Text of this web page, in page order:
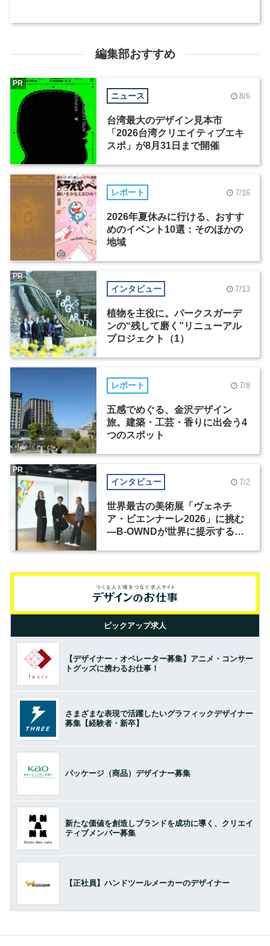
編集部おすすめ
ニュース 8/6
台湾最大のデザイン見本市
「2026台湾クリエイティブエキ
スポ」が8月31日まで開催
PR
レポート 7/16
2026年夏休みに行ける、おすす
めのイベント10選：そのほかの
地域
インタビュー 7/13
植物を主役に。パークスガーデ
ンの“残して磨く”リニューアル
プロジェクト（1）
PR
レポート 7/8
五感でめぐる、金沢デザイン
旅。建築・工芸・香りに出会う4
つのスポット
インタビュー 7/2
世界最古の美術展「ヴェネチ
ア・ビエンナーレ2026」に挑む
―B-OWNDが世界に提示する美
PR
ピックアップ求人
【デザイナー・オペレーター募集】アニメ・コンサー
トグッズに携わるお仕事！
さまざまな表現で活躍したいグラフィックデザイナー
募集【経験者・新卒】
パッケージ（商品）デザイナー募集
新たな価値を創造しブランドを成功に導く、クリエイ
ティブメンバー募集
【正社員】ハンドツールメーカーのデザイナー